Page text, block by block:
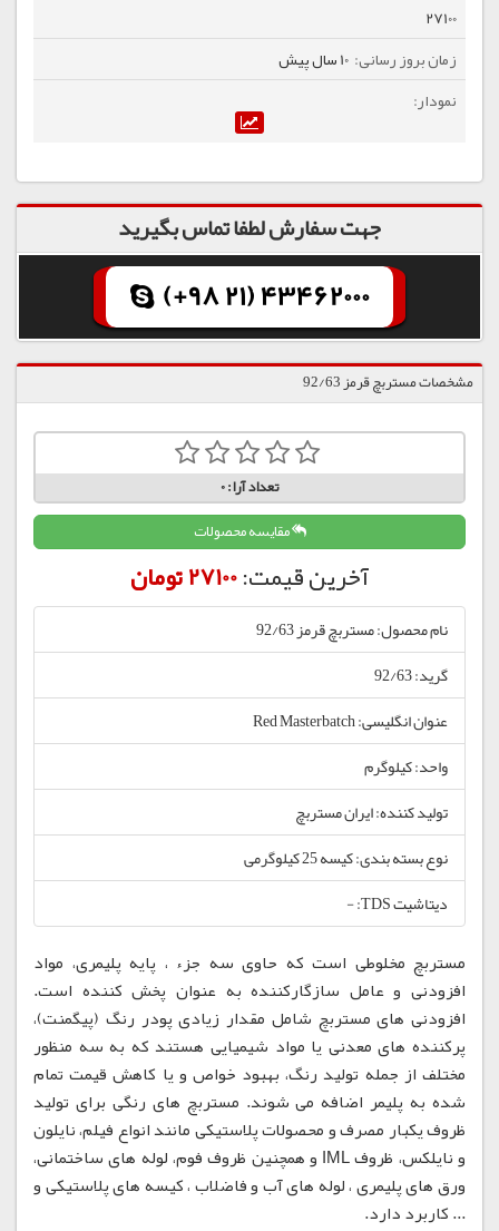
27100
10 سال پیش
جهت سفارش لطفا تماس بگیرید
(+98 21) 43462000
مشخصات مستربچ قرمز 92/63
تعداد آرا:0
مقایسه محصولات
آخرین قیمت:27100 تومان
نام محصول: مستربچ قرمز 92/63
گرید: 92/63
عنوان انگلیسی: Red Masterbatch
واحد: کیلوگرم
تولید کننده: ایران مستربچ
نوع بسته بندی: کیسه 25 کیلوگرمی
دیتاشیت TDS: -
مستربچ مخلوطی است که حاوی سه جزء ، پایه پلیمری، مواد
افزودنی و عامل سازگارکننده به عنوان پخش کننده است.
افزودنی های مستربچ شامل مقدار زیادی پودر رنگ (پیگمنت)،
پرکننده های معدنی یا مواد شیمیایی هستند که به سه منظور
مختلف از جمله تولید رنگ، بهبود خواص و یا کاهش قیمت تمام
شده به پلیمر اضافه می شوند. مستربچ های رنگی برای تولید
ظروف یکبار مصرف و محصولات پلاستیکی مانند انواع فیلم، نایلون
و نایلکس، ظروف IML و همچنین ظروف فوم، لوله های ساختمانی،
ورق های پلیمری ، لوله های آب و فاضلاب ، کیسه های پلاستیکی و
... کاربرد دارد.